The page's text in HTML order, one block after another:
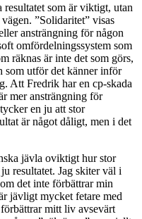
som är viktigt, utan
”Solidaritet” visas
ansträngning för någon
omfördelningssystem som
räknas är inte det som görs,
som utför det känner inför
Att Fredrik har en cp-skada
mer ansträngning för
en ju att stor
är något dåligt, men i det
jävla oviktigt hur stor
resultatet. Jag skiter väl i
det inte förbättrar min
jävligt mycket fetare med
mitt liv avsevärt